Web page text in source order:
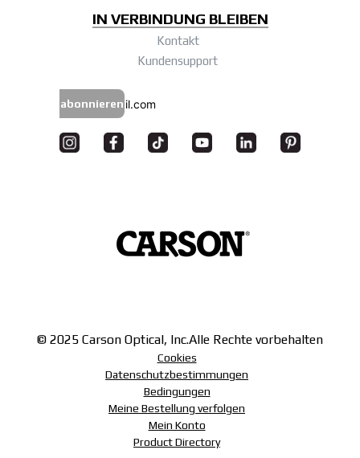
IN VERBINDUNG BLEIBEN
Kontakt
Kundensupport
abonnieren
© 2025 Carson Optical, Inc.Alle Rechte vorbehalten
Cookies
Datenschutzbestimmungen
Bedingungen
Meine Bestellung verfolgen
Mein Konto
Product Directory